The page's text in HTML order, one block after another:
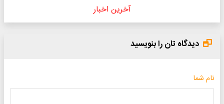
آخرین اخبار
دیدگاه تان را بنویسید
نام شما